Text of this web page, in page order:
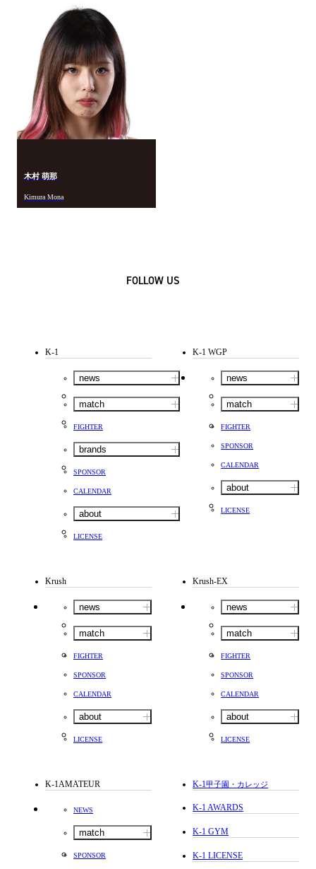
木村 萌那
Kimura Mona
FOLLOW US
K-1
news
match
FIGHTER
brands
SPONSOR
CALENDAR
about
LICENSE
K-1 WGP
news
match
FIGHTER
SPONSOR
CALENDAR
about
LICENSE
Krush
news
match
FIGHTER
SPONSOR
CALENDAR
about
LICENSE
Krush-EX
news
match
FIGHTER
SPONSOR
CALENDAR
about
LICENSE
K-1AMATEUR
NEWS
match
SPONSOR
K-1甲子園・カレッジ
K-1 AWARDS
K-1 GYM
K-1 LICENSE